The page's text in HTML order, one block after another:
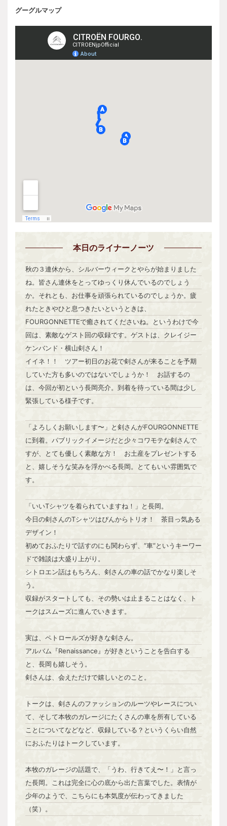
グーグルマップ
本日のライナーノーツ
秋の３連休から、シルバーウィークとやらが始まりました
ね。皆さん連休をとってゆっくり休んでいるのでしょう
か。それとも、お仕事を頑張られているのでしょうか。疲
れたときやひと息つきたいというときは、
FOURGONNETTEで癒されてくださいね。というわけで今
回は、素敵なゲスト回の収録です。ゲストは、クレイジー
ケンバンド・横山剣さん！
イイネ！！ ツアー初日のお花で剣さんが来ることを予期
していた方も多いのではないでしょうか！ お話するの
は、今回が初という長岡亮介。到着を待っている間は少し
緊張している様子です。
「よろしくお願いします〜」と剣さんがFOURGONNETTE
に到着。パブリックイメージだと少々コワモテな剣さんで
すが、とても優しく素敵な方！ お土産をプレゼントする
と、嬉しそうな笑みを浮かべる長岡。とてもいい雰囲気で
す。
「いいTシャツを着られていますね！」と長岡。
今日の剣さんのTシャツはぴんからトリオ！ 茶目っ気ある
デザイン！
初めておふたりで話すのにも関わらず、“車”というキーワー
ドで雑談は大盛り上がり。
シトロエン話はもちろん、剣さんの車の話でかなり楽しそ
う。
収録がスタートしても、その勢いは止まることはなく、ト
ークはスムーズに進んでいきます。
実は、ペトロールズが好きな剣さん。
アルバム『Renaissance』が好きということを告白する
と、長岡も嬉しそう。
剣さんは、会えただけで嬉しいとのこと。
トークは、剣さんのファッションのルーツやレースについ
て、そして本牧のガレージにたくさんの車を所有している
ことについてなどなど、収録している？というくらい自然
におふたりはトークしています。
本牧のガレージの話題で、「うわ、行きてえ〜！」と言っ
た長岡。これは完全に心の底から出た言葉でした。表情が
少年のようで、こちらにも本気度が伝わってきました
（笑）。